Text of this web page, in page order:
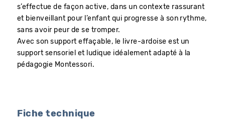
s’effectue de façon active, dans un contexte rassurant
et bienveillant pour l’enfant qui progresse à son rythme,
sans avoir peur de se tromper.
Avec son support effaçable, le livre-ardoise est un
support sensoriel et ludique idéalement adapté à la
pédagogie Montessori.
Fiche technique